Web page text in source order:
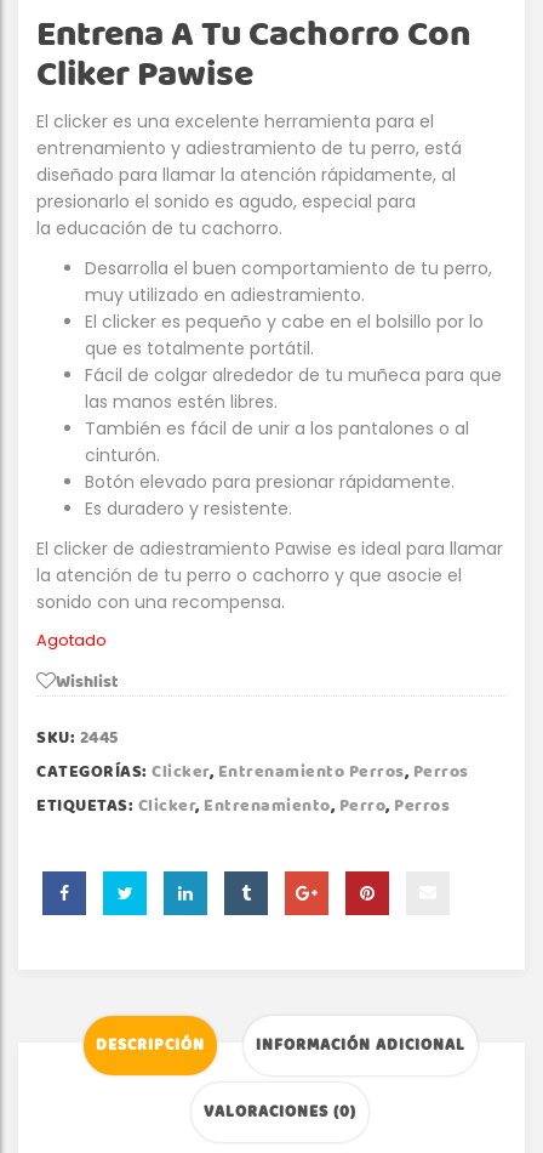
Entrena A Tu Cachorro Con
Cliker Pawise
El clicker es una excelente herramienta para el
entrenamiento y adiestramiento de tu perro, está
diseñado para llamar la atención rápidamente, al
presionarlo el sonido es agudo, especial para
la educación de tu cachorro.
Desarrolla el buen comportamiento de tu perro,
muy utilizado en adiestramiento.
El clicker es pequeño y cabe en el bolsillo por lo
que es totalmente portátil.
Fácil de colgar alrededor de tu muñeca para que
las manos estén libres.
También es fácil de unir a los pantalones o al
cinturón.
Botón elevado para presionar rápidamente.
Es duradero y resistente.
El clicker de adiestramiento Pawise es ideal para llamar
la atención de tu perro o cachorro y que asocie el
sonido con una recompensa.
Agotado
Wishlist
SKU: 2445
CATEGORÍAS: Clicker, Entrenamiento Perros, Perros
ETIQUETAS: Clicker, Entrenamiento, Perro, Perros
DESCRIPCIÓN INFORMACIÓN ADICIONAL
VALORACIONES (0)